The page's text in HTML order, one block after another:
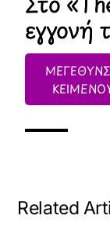
εγγονή
Related